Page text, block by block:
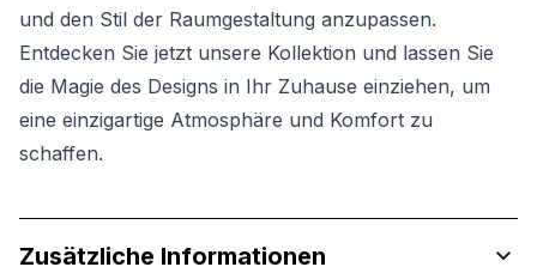
und den Stil der Raumgestaltung anzupassen.
Entdecken Sie jetzt unsere Kollektion und lassen Sie
die Magie des Designs in Ihr Zuhause einziehen, um
eine einzigartige Atmosphäre und Komfort zu
schaffen.
Zusätzliche Informationen